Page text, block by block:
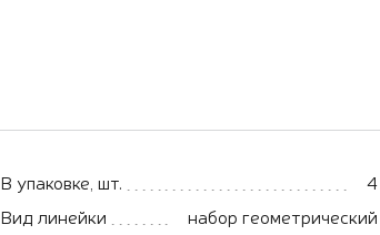
В упаковке, шт.
4
Вид линейки
набор геометрический